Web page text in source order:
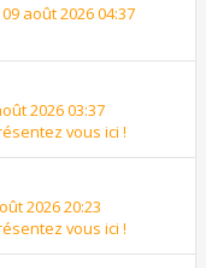
09 août 2026 04:37
2026 03:37
vous ici !
2026 20:23
vous ici !